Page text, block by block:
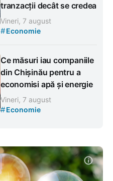
tranzacții decât se credea
Vineri, 7 august
#Economie
Ce măsuri iau companiile
din Chișinău pentru a
economisi apă și energie
Vineri, 7 august
#Economie